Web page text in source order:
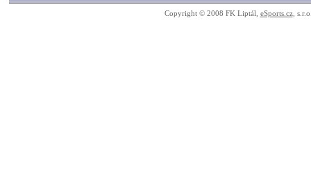
Copyright © 2008 FK Liptál, eSports.cz,